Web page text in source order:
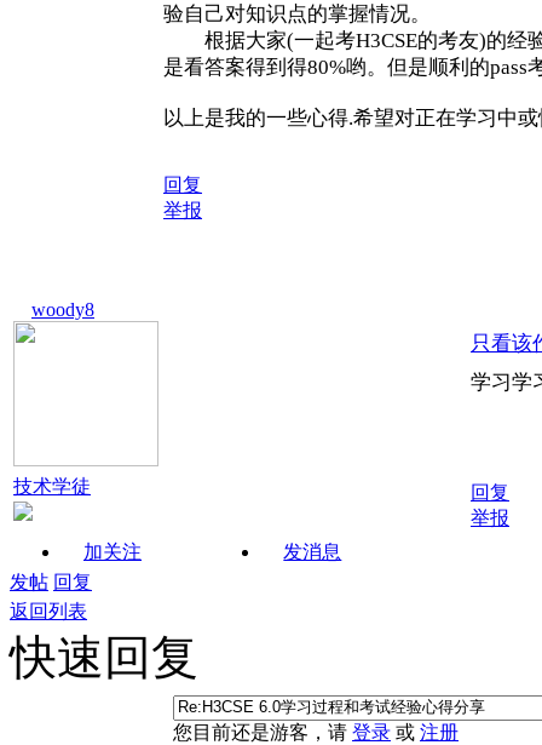
验自己对知识点的掌握情况。
根据大家(一起考H3CSE的考友)的经
是看答案得到得80%哟。但是顺利的pass
以上是我的一些心得.希望对正在学习中
回复
举报
woody8
技术学徒
加关注 发消息
只看该
学习学
回复
举报
发帖 回复
返回列表
快速回复
您目前还是游客，请 登录 或 注册